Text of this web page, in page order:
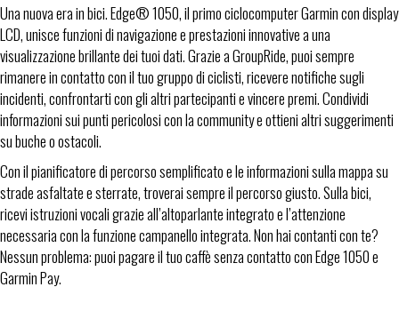
Una nuova era in bici. Edge® 1050, il primo ciclocomputer Garmin con display
LCD, unisce funzioni di navigazione e prestazioni innovative a una
visualizzazione brillante dei tuoi dati. Grazie a GroupRide, puoi sempre
rimanere in contatto con il tuo gruppo di ciclisti, ricevere notifiche sugli
incidenti, confrontarti con gli altri partecipanti e vincere premi. Condividi
informazioni sui punti pericolosi con la community e ottieni altri suggerimenti
su buche o ostacoli.
Con il pianificatore di percorso semplificato e le informazioni sulla mappa su
strade asfaltate e sterrate, troverai sempre il percorso giusto. Sulla bici,
ricevi istruzioni vocali grazie all’altoparlante integrato e l’attenzione
necessaria con la funzione campanello integrata. Non hai contanti con te?
Nessun problema: puoi pagare il tuo caffè senza contatto con Edge 1050 e
Garmin Pay.